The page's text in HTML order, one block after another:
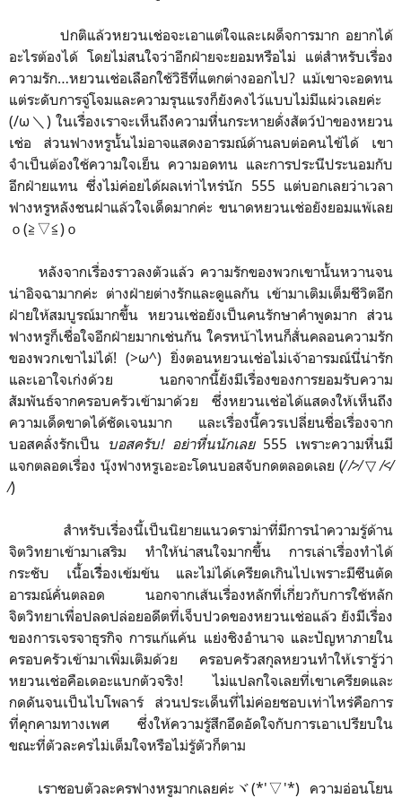
ปกติแล้วหยวนเช่อจะเอาแต่ใจและเผด็จการมาก อยากได้
อะไรต้องได้ โดยไม่สนใจว่าอีกฝ่ายจะยอมหรือไม่ แต่สำหรับเรื่อง
ความรัก…หยวนเช่อเลือกใช้วิธีที่แตกต่างออกไป? แม้เขาจะอดทน
แต่ระดับการจู่โจมและความรุนแรงก็ยังคงไว้แบบไม่มีแผ่วเลยค่ะ
(/ω＼) ในเรื่องเราจะเห็นถึงความหื่นกระหายดั่งสัตว์ป่าของหยวน
เช่อ ส่วนฟางหรูนั้นไม่อาจแสดงอารมณ์ด้านลบต่อคนไข้ได้ เขา
จำเป็นต้องใช้ความใจเย็น ความอดทน และการประนีประนอมกับ
อีกฝ่ายแทน ซึ่งไม่ค่อยได้ผลเท่าไหร่นัก 555 แต่บอกเลยว่าเวลา
ฟางหรูหลังชนฝาแล้วใจเด็ดมากค่ะ ขนาดหยวนเช่อยังยอมแพ้เลย
ｏ(≧▽≦)ｏ
หลังจากเรื่องราวลงตัวแล้ว ความรักของพวกเขานั้นหวานจน
น่าอิจฉามากค่ะ ต่างฝ่ายต่างรักและดูแลกัน เข้ามาเติมเต็มชีวิตอีก
ฝ่ายให้สมบูรณ์มากขึ้น หยวนเช่อยังเป็นคนรักษาคำพูดมาก ส่วน
ฟางหรูก็เชื่อใจอีกฝ่ายมากเช่นกัน ใครหน้าไหนก็สั่นคลอนความรัก
ของพวกเขาไม่ได้! (>ω^) ยิ่งตอนหยวนเช่อไม่เจ้าอารมณ์นี่น่ารัก
และเอาใจเก่งด้วย นอกจากนี้ยังมีเรื่องของการยอมรับความ
สัมพันธ์จากครอบครัวเข้ามาด้วย ซึ่งหยวนเช่อได้แสดงให้เห็นถึง
ความเด็ดขาดได้ชัดเจนมาก และเรื่องนี้ควรเปลี่ยนชื่อเรื่องจาก
บอสคลั่งรักเป็น บอสครับ! อย่าหื่นนักเลย555 เพราะความหื่นมี
แจกตลอดเรื่อง นุ๊งฟางหรูเอะอะโดนบอสจับกดตลอดเลย (⁄ ⁄>⁄ ▽ ⁄<⁄
⁄)
สำหรับเรื่องนี้เป็นนิยายแนวดราม่าที่มีการนำความรู้ด้าน
จิตวิทยาเข้ามาเสริม ทำให้น่าสนใจมากขึ้น การเล่าเรื่องทำได้
กระชับ เนื้อเรื่ิองเข้มข้น และไม่ได้เครียดเกินไปเพราะมีซีนตัด
อารมณ์คั่นตลอด นอกจากเส้นเรื่องหลักที่เกี่ยวกับการใช้หลัก
จิตวิทยาเพื่อปลดปล่อยอดีตที่เจ็บปวดของหยวนเช่อแล้ว ยังมีเรื่อง
ของการเจรจาธุรกิจ การแก้แค้น แย่งชิงอำนาจ และปัญหาภายใน
ครอบครัวเข้ามาเพิ่มเติมด้วย ครอบครัวสกุลหยวนทำให้เรารู้ว่า
หยวนเช่อคือเดอะแบกตัวจริง! ไม่แปลกใจเลยที่เขาเครียดและ
กดดันจนเป็นไบโพลาร์ ส่วนประเด็นที่ไม่ค่อยชอบเท่าไหร่คือการ
ที่คุกคามทางเพศ ซึ่งให้ความรู้สึกอึดอัดใจกับการเอาเปรียบใน
ขณะที่ตัวละครไม่เต็มใจหรือไม่รู้ตัวก็ตาม
เราชอบตัวละครฟางหรูมากเลยค่ะ ヾ(*'▽'*) ความอ่อนโยน